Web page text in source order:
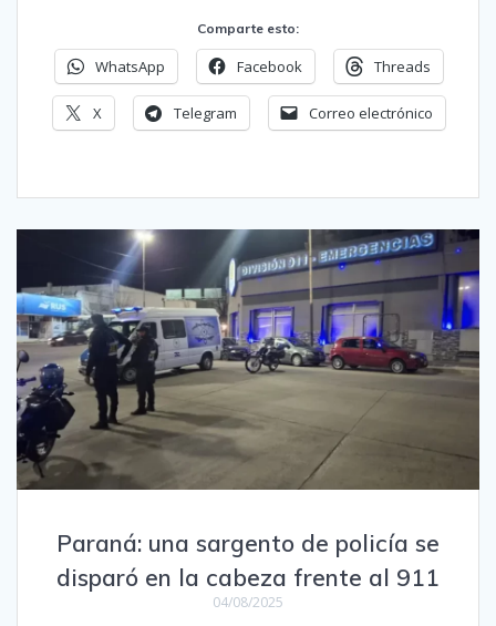
Comparte esto:
WhatsApp Facebook Threads
X Telegram Correo electrónico
Paraná: una sargento de policía se
disparó en la cabeza frente al 911
04/08/2025